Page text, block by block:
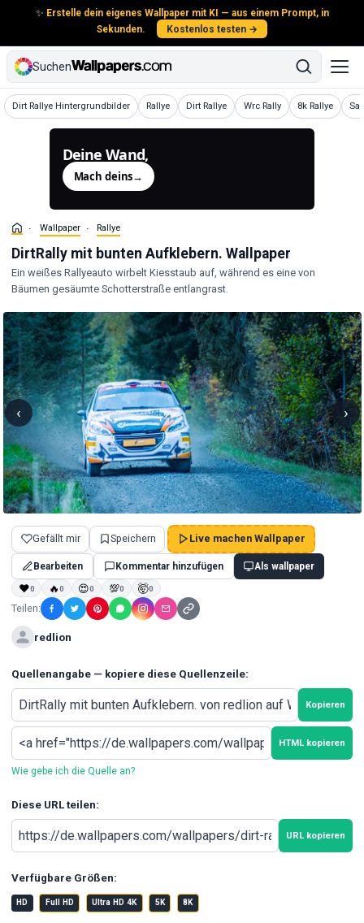
✨ Erstelle dein eigenes Wallpaper mit KI — aus einem Prompt, in
Sekunden.
Kostenlos testen →
Suchen
Dirt Rallye Hintergrundbilder
Wallpaper Rallye
WallpaperDirt Rallye
Wallpaper Wrc Rally
Wallpaper 8k Rallye
Wallpaper
Deine Wand,
Mach deins→
Wallpaper Rallye
DirtRally mit bunten Aufklebern. Wallpaper
Ein weißes Rallyeauto wirbelt Kiesstaub auf, während es eine von
Bäumen gesäumte Schotterstraße entlangrast.
‹ ›
Gefällt mir Speichern Live machen Wallpaper
Bearbeiten Kommentar hinzufügen Als wallpaper
❤0 🔥0 😍0 💯0 🤯0
Teilen:
redlion
Quellenangabe — kopiere diese Quellenzeile:
Kopieren
HTML kopieren
Wie gebe ich die Quelle an?
Diese URL teilen:
URL kopieren
Verfügbare Größen:
HD Full HD Ultra HD 4K 5K 8K